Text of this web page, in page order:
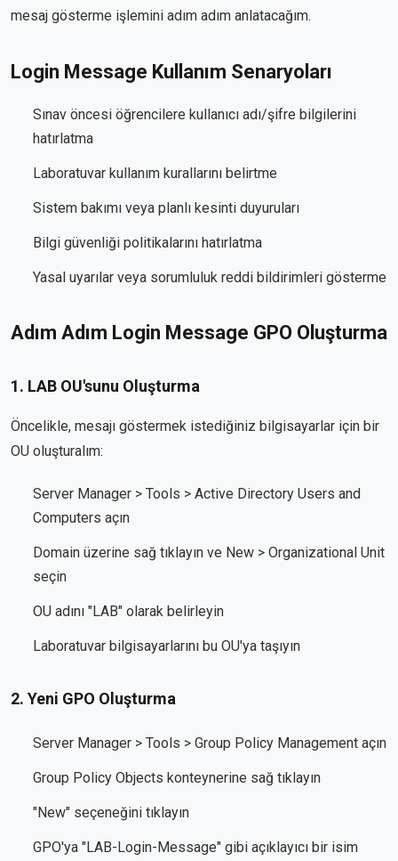
mesaj gösterme işlemini adım adım anlatacağım.
Login Message Kullanım Senaryoları
Sınav öncesi öğrencilere kullanıcı adı/şifre bilgilerini
hatırlatma
Laboratuvar kullanım kurallarını belirtme
Sistem bakımı veya planlı kesinti duyuruları
Bilgi güvenliği politikalarını hatırlatma
Yasal uyarılar veya sorumluluk reddi bildirimleri gösterme
Adım Adım Login Message GPO Oluşturma
1. LAB OU'sunu Oluşturma
Öncelikle, mesajı göstermek istediğiniz bilgisayarlar için bir
OU oluşturalım:
Server Manager > Tools > Active Directory Users and
Computers açın
Domain üzerine sağ tıklayın ve New > Organizational Unit
seçin
OU adını "LAB" olarak belirleyin
Laboratuvar bilgisayarlarını bu OU'ya taşıyın
2. Yeni GPO Oluşturma
Server Manager > Tools > Group Policy Management açın
Group Policy Objects konteynerine sağ tıklayın
"New" seçeneğini tıklayın
GPO'ya "LAB-Login-Message" gibi açıklayıcı bir isim